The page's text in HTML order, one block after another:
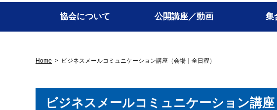
協会について 公開講座／動画 集
Home > ビジネスメールコミュニケーション講座（会場｜全日程）
ビジネスメールコミュニケーション講座